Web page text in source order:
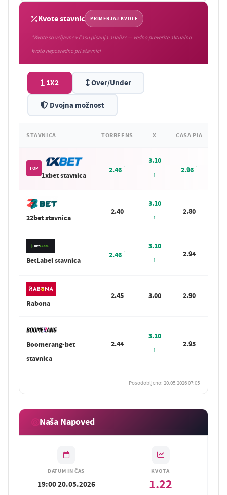
Kvote stavnic PRIMERJAJ KVOTE
*Kvote so veljavne v času pisanja analize — vedno preverite aktualno
kvoto neposredno pri stavnici
1X2 Over/Under
Dvojna možnost
STAVNICA TORREENS X CASA PIA
TOP
1xbet stavnica
2.46
3.10
2.96
22bet stavnica
2.40
3.10
2.80
BetLabel stavnica
2.46
3.10
2.94
Rabona
2.45 3.00 2.90
Boomerang-bet
stavnica
2.44
3.10
2.95
Posodobljeno: 20.05.2026 07:05
Naša Napoved
DATUM IN ČAS
19:00 20.05.2026
KVOTA
1.22